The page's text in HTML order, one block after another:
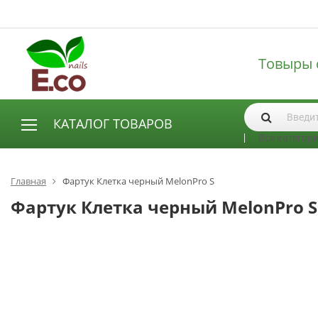
Товыры
КАТАЛОГ ТОВАРОВ
АКСЕССУАРЫ И РАСХОДНЫЕ МАТЕРИАЛЫ
Кисти
Все
Главная Фартук Клетка черный MelonPro S
Фартук Клетка черный MelonPro S